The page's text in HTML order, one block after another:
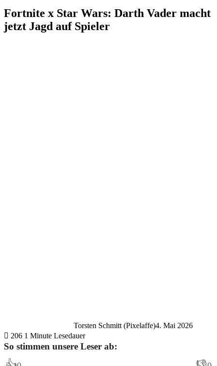
Fortnite x Star Wars: Darth Vader macht
jetzt Jagd auf Spieler
Torsten Schmitt (Pixelaffe)4. Mai 2026
206 1 Minute Lesedauer
So stimmen unsere Leser ab: